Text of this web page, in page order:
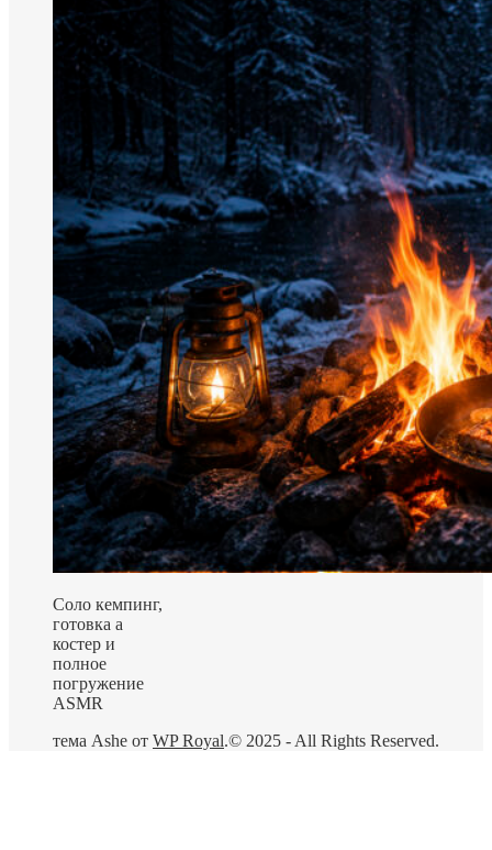
Соло кемпинг,
готовка а
костер и
полное
погружение
ASMR
© 2025 - All Rights Reserved.
тема Ashe от WP Royal.